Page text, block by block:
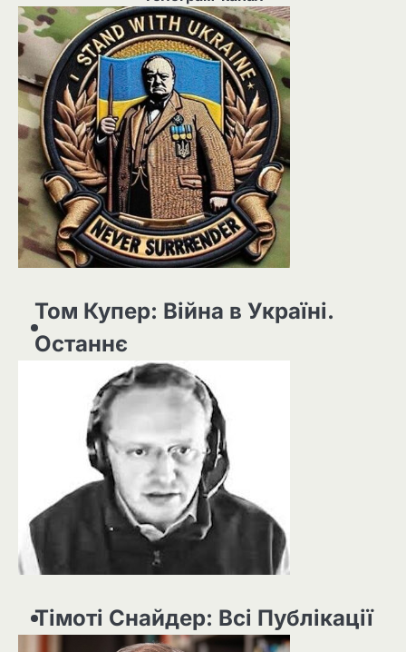
Том Купер: Війна в Україні.
Останнє
Тімоті Снайдер: Всі Публікації